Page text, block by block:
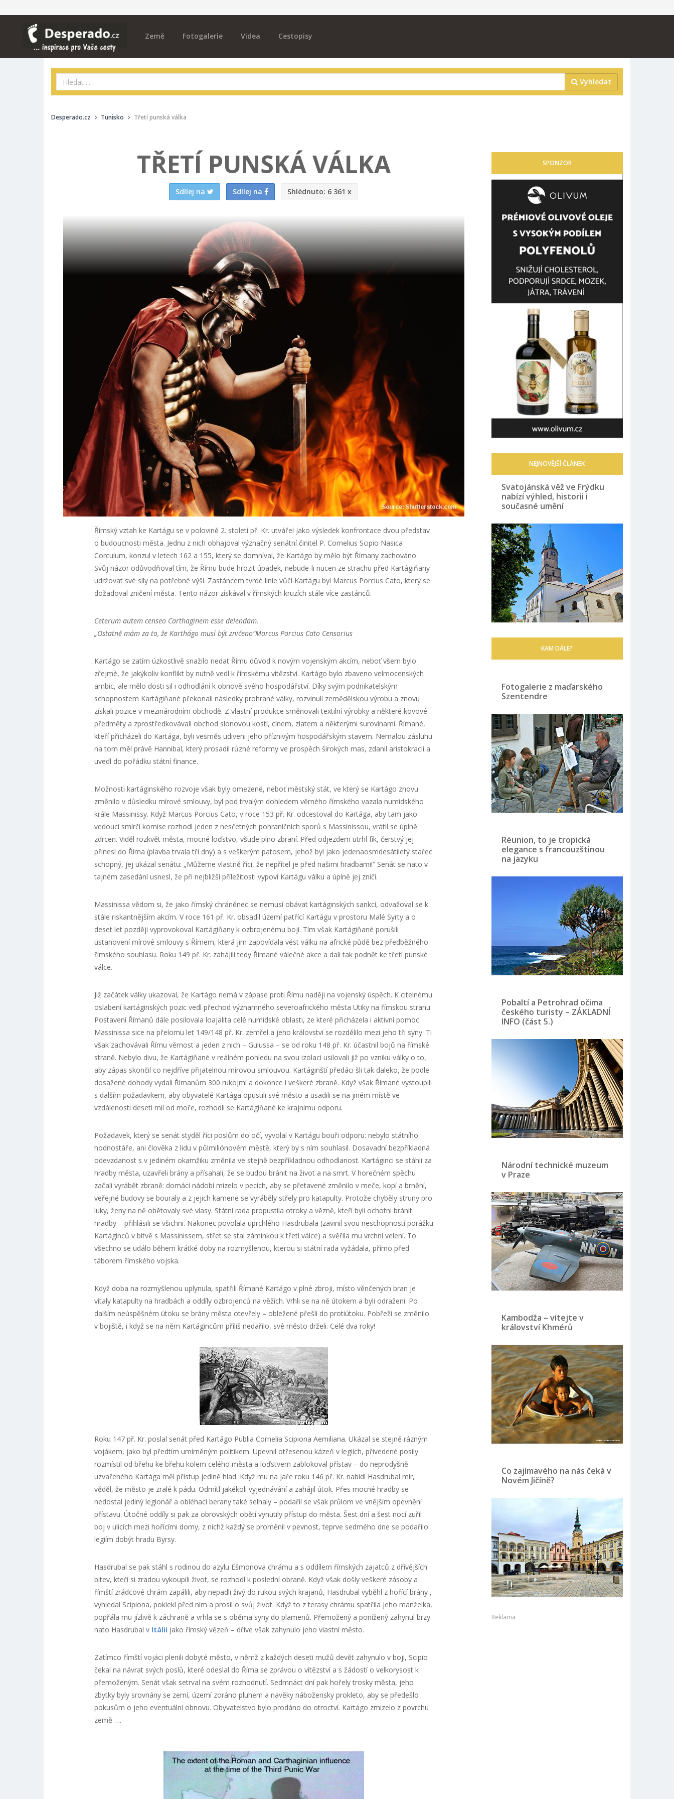
Země Fotogalerie Videa Cestopisy
Vyhledat
Desperado.cz Tunisko Třetí punská válka
TŘETÍ PUNSKÁ VÁLKA
Sdílej na Sdílej na Shlédnuto: 6 361 x
Římský vztah ke Kartágu se v polovině 2. století př. Kr. utvářel jako výsledek konfrontace dvou představ
o budoucnosti města. Jednu z nich obhajoval význačný senátní činitel P. Cornelius Scipio Nasica
Corculum, konzul v letech 162 a 155, který se domníval, že Kartágo by mělo být Římany zachováno.
Svůj názor odůvodňoval tím, že Římu bude hrozit úpadek, nebude-li nucen ze strachu před Kartágiňany
udržovat své síly na potřebné výši. Zastáncem tvrdé linie vůči Kartágu byl Marcus Porcius Cato, který se
dožadoval zničení města. Tento názor získával v římských kruzích stále více zastánců.
Ceterum autem censeo Carthaginem esse delendam.
„Ostatně mám za to, že Karthágo musí být zničeno“Marcus Porcius Cato Censorius
Kartágo se zatím úzkostlivě snažilo nedat Římu důvod k novým vojenským akcím, neboť všem bylo
zřejmé, že jakýkoliv konflikt by nutně vedl k římskému vítězství. Kartágo bylo zbaveno velmocenských
ambic, ale mělo dosti sil i odhodlání k obnově svého hospodářství. Díky svým podnikatelským
schopnostem Kartágiňané překonali následky prohrané války, rozvinuli zemědělskou výrobu a znovu
získali pozice v mezinárodním obchodě. Z vlastní produkce směnovali textilní výrobky a některé kovové
předměty a zprostředkovávali obchod slonovou kostí, cínem, zlatem a některými surovinami. Římané,
kteří přicházeli do Kartága, byli vesměs udiveni jeho příznivým hospodářským stavem. Nemalou zásluhu
na tom měl právě Hannibal, který prosadil různé reformy ve prospěch širokých mas, zdanil aristokracii a
uvedl do pořádku státní finance.
Možnosti kartáginského rozvoje však byly omezené, neboť městský stát, ve který se Kartágo znovu
změnilo v důsledku mírové smlouvy, byl pod trvalým dohledem věrného římského vazala numidského
krále Massinissy. Když Marcus Porcius Cato, v roce 153 př. Kr. odcestoval do Kartága, aby tam jako
vedoucí smírčí komise rozhodl jeden z nesčetných pohraničních sporů s Massinissou, vrátil se úplně
zdrcen. Viděl rozkvět města, mocné loďstvo, všude plno zbraní. Před odjezdem utrhl fík, čerstvý jej
přinesl do Říma (plavba trvala tři dny) a s veškerým patosem, jehož byl jako jedenaosmdesátiletý stařec
schopný, jej ukázal senátu: „Můžeme vlastně říci, že nepřítel je před našimi hradbami!“ Senát se nato v
tajném zasedání usnesl, že při nejbližší příležitosti vypoví Kartágu válku a úplně jej zničí.
Massinissa vědom si, že jako římský chráněnec se nemusí obávat kartáginských sankcí, odvažoval se k
stále riskantnějším akcím. V roce 161 př. Kr. obsadil území patřící Kartágu v prostoru Malé Syrty a o
deset let později vyprovokoval Kartágiňany k ozbrojenému boji. Tím však Kartágiňané porušili
ustanovení mírové smlouvy s Římem, která jim zapovídala vést válku na africké půdě bez předběžného
římského souhlasu. Roku 149 př. Kr. zahájili tedy Římané válečné akce a dali tak podnět ke třetí punské
válce.
Již začátek války ukazoval, že Kartágo nemá v zápase proti Římu naději na vojenský úspěch. K citelnému
oslabení kartáginských pozic vedl přechod významného severoafrického města Utiky na římskou stranu.
Postavení Římanů dále posilovala loajalita celé numidské oblasti, ze které přicházela i aktivní pomoc.
Massinissa sice na přelomu let 149/148 př. Kr. zemřel a jeho království se rozdělilo mezi jeho tři syny. Ti
však zachovávali Římu věrnost a jeden z nich – Gulussa – se od roku 148 př. Kr. účastnil bojů na římské
straně. Nebylo divu, že Kartágiňané v reálném pohledu na svou izolaci usilovali již po vzniku války o to,
aby zápas skončil co nejdříve přijatelnou mírovou smlouvou. Kartáginští předáci šli tak daleko, že podle
dosažené dohody vydali Římanům 300 rukojmí a dokonce i veškeré zbraně. Když však Římané vystoupili
s dalším požadavkem, aby obyvatelé Kartága opustili své město a usadili se na jiném místě ve
vzdálenosti deseti mil od moře, rozhodli se Kartágiňané ke krajnímu odporu.
Požadavek, který se senát styděl říci poslům do očí, vyvolal v Kartágu bouři odporu: nebylo státního
hodnostáře, ani člověka z lidu v půlmiliónovém městě, který by s ním souhlasil. Dosavadní bezpříkladná
odevzdanost s v jediném okamžiku změnila ve stejně bezpříkladnou odhodlanost. Kartáginci se stáhli za
hradby města, uzavřeli brány a přísahali, že se budou bránit na život a na smrt. V horečném spěchu
začali vyrábět zbraně: domácí nádobí mizelo v pecích, aby se přetavené změnilo v meče, kopí a brnění,
veřejné budovy se bouraly a z jejich kamene se vyráběly střely pro katapulty. Protože chyběly struny pro
luky, ženy na ně obětovaly své vlasy. Státní rada propustila otroky a vězně, kteří byli ochotni bránit
hradby – přihlásili se všichni. Nakonec povolala uprchlého Hasdrubala (zavinil svou neschopností porážku
Kartáginců v bitvě s Massinissem, střet se stal záminkou k třetí válce) a svěřila mu vrchní velení. To
všechno se událo během krátké doby na rozmyšlenou, kterou si státní rada vyžádala, přímo před
táborem římského vojska.
Když doba na rozmyšlenou uplynula, spatřili Římané Kartágo v plné zbroji, místo věnčených bran je
vítaly katapulty na hradbách a oddíly ozbrojenců na věžích. Vrhli se na ně útokem a byli odraženi. Po
dalším neúspěšném útoku se brány města otevřely – obležené přešli do protiútoku. Pobřeží se změnilo
v bojiště, i když se na něm Kartágincům příliš nedařilo, své město drželi. Celé dva roky!
Roku 147 př. Kr. poslal senát před Kartágo Publia Cornelia Scipiona Aemiliana. Ukázal se stejně rázným
vojákem, jako byl předtím umírněným politikem. Upevnil otřesenou kázeň v legiích, přivedené posily
rozmístil od břehu ke břehu kolem celého města a loďstvem zablokoval přístav – do neprodyšně
uzvařeného Kartága měl přístup jedině hlad. Když mu na jaře roku 146 př. Kr. nabídl Hasdrubal mír,
věděl, že město je zralé k pádu. Odmítl jakékoli vyjednávání a zahájil útok. Přes mocné hradby se
nedostal jediný legionář a obléhací berany také selhaly – podařil se však průlom ve vnějším opevnění
přístavu. Útočné oddíly si pak za obrovských obětí vynutily přístup do města. Šest dní a šest nocí zuřil
boj v ulicích mezi hořícími domy, z nichž každý se proměnil v pevnost, teprve sedmého dne se podařilo
legiím dobýt hradu Byrsy.
Hasdrubal se pak stáhl s rodinou do azylu Ešmonova chrámu a s oddílem římských zajatců z dřívějších
bitev, kteří si zradou vykoupili život, se rozhodl k poslední obraně. Když však došly veškeré zásoby a
římští zrádcové chrám zapálili, aby nepadli živý do rukou svých krajanů, Hasdrubal vyběhl z hořící brány ,
vyhledal Scipiona, poklekl před ním a prosil o svůj život. Když to z terasy chrámu spatřila jeho manželka,
popřála mu jízlivě k záchraně a vrhla se s oběma syny do plamenů. Přemožený a ponížený zahynul brzy
nato Hasdrubal v Itálii jako římský vězeň – dříve však zahynulo jeho vlastní město.
Zatímco římští vojáci plenili dobyté město, v němž z každých deseti mužů devět zahynulo v boji, Scipio
čekal na návrat svých poslů, které odeslal do Říma se zprávou o vítězství a s žádostí o velkorysost k
přemoženým. Senát však setrval na svém rozhodnutí. Sedmnáct dní pak hořely trosky města, jeho
zbytky byly srovnány se zemí, území zoráno pluhem a navěky nábožensky prokleto, aby se předešlo
pokusům o jeho eventuální obnovu. Obyvatelstvo bylo prodáno do otroctví. Kartágo zmizelo z povrchu
země ….
SPONZOR
NEJNOVĚJŠÍ ČLÁNEK
Svatojánská věž ve Frýdku
nabízí výhled, historii i
současné umění
KAM DÁLE?
Fotogalerie z maďarského
Szentendre
Réunion, to je tropická
elegance s francouzštinou
na jazyku
Pobaltí a Petrohrad očima
českého turisty – ZÁKLADNÍ
INFO (část 5.)
Národní technické muzeum
v Praze
Kambodža – vítejte v
království Khmérů
Co zajímavého na nás čeká v
Novém Jičíně?
Reklama